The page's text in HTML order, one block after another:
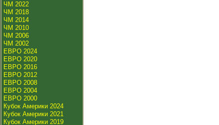
ЧМ 2022
ЧМ 2018
ЧМ 2014
ЧМ 2010
ЧМ 2006
ЧМ 2002
ЕВРО 2024
ЕВРО 2020
ЕВРО 2016
ЕВРО 2012
ЕВРО 2008
ЕВРО 2004
ЕВРО 2000
Кубок Америки 2024
Кубок Америки 2021
Кубок Америки 2019